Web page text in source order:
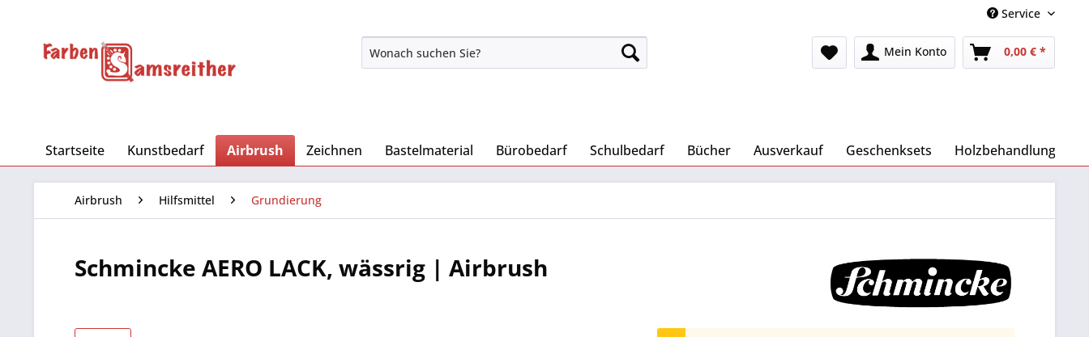
Service
Mein Konto 0,00 € *
Startseite Kunstbedarf Airbrush Zeichnen Bastelmaterial Bürobedarf Schulbedarf Bücher Ausverkauf Geschenksets Holzbehandlung
Airbrush Hilfsmittel Grundierung
Schmincke AERO LACK, wässrig | Airbrush